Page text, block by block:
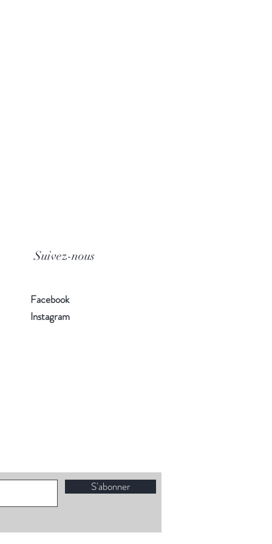
Suivez-nous
Facebook
Instagram
S'abonner